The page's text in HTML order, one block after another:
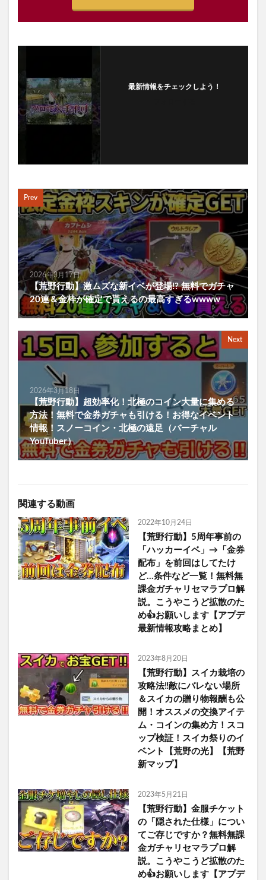
最新情報をチェックしよう！
Prev
2026年3月17日
【荒野行動】激ムズな新イベが登場!? 無料でガチャ
20連＆金枠が確定で貰えるの最高すぎるwwww
Next
2026年3月18日
【荒野行動】超効率化！北極のコイン大量に集める
方法！無料で金券ガチャも引ける！お得なイベント
情報！スノーコイン・北極の遠足（バーチャル
YouTuber）
関連する動画
2022年10月24日
【荒野行動】5周年事前の
「ハッカーイベ」→「金券
配布」を前回はしてたけ
ど…条件など一覧！無料無
課金ガチャリセマラプロ解
説。こうやこうど拡散のた
め👍お願いします【アプデ
最新情報攻略まとめ】
2023年8月20日
【荒野行動】スイカ栽培の
攻略法‼敵にバレない場所
＆スイカの贈り物報酬も公
開！オススメの交換アイテ
ム・コインの集め方！スコ
ップ検証！スイカ祭りのイ
ベント【荒野の光】【荒野
新マップ】
2023年5月21日
【荒野行動】金服チケット
の「隠された仕様」につい
てご存じですか？無料無課
金ガチャリセマラプロ解
説。こうやこうど拡散のた
め👍お願いします【アプデ